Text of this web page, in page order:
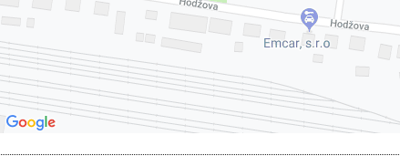
Otvoriť obsah v novom okne